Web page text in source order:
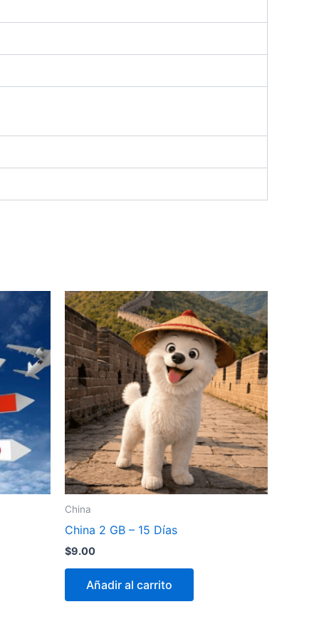
China
China 2 GB – 15 Días
$9.00
Añadir al carrito